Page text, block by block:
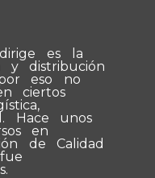
es la
y distribución
eso no
ciertos
Hace unos
en
de Calidad